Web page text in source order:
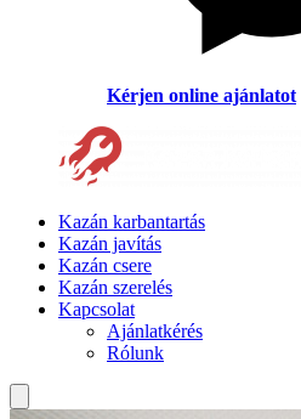
Kérjen online ajánlatot
Kazán karbantartás
Kazán javítás
Kazán csere
Kazán szerelés
Kapcsolat
Ajánlatkérés
Rólunk